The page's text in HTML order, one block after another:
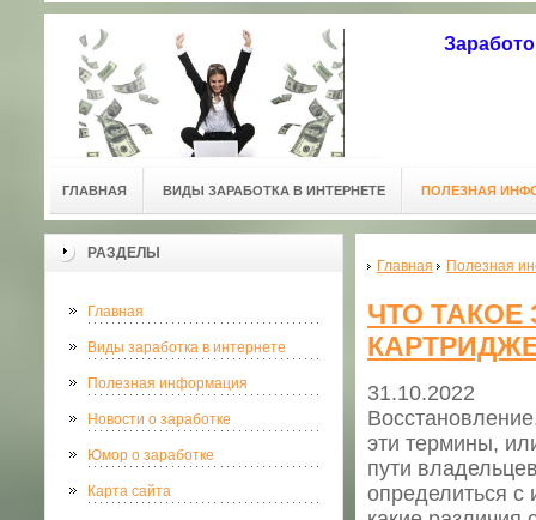
ГЛАВНАЯ ВИДЫ ЗАРАБОТКА В ИНТЕРНЕТЕ ПОЛЕЗНАЯ
РАЗДЕЛЫ
Главная
Виды заработка в интернете
Полезная информация
Новости о заработке
Юмор о заработке
Карта сайта
Главная Полезная
ЧТО
31.10.2022
эти термины,
пути
определиться с